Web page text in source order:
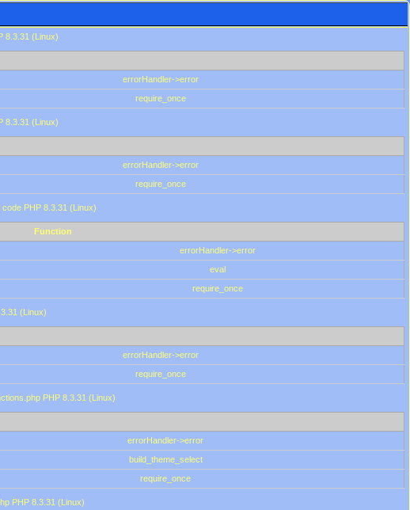
8.3.31 (Linux)
errorHandler->error
require_once
8.3.31 (Linux)
errorHandler->error
require_once
PHP 8.3.31 (Linux)
Function
errorHandler->error
eval
require_once
(Linux)
errorHandler->error
require_once
PHP 8.3.31 (Linux)
errorHandler->error
build_theme_select
require_once
PHP 8.3.31 (Linux)